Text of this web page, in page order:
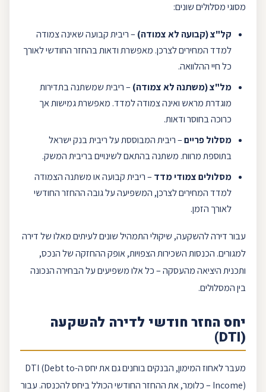
מסוגי מסלולים שונים:
קל"צ(קבועה לא צמודה) –ריבית קבועהשאינה צמודה
למדד המחירים לצרכן. מאפשרת ודאות בהחזר החודשי לאורך
כל חיי ההלוואה.
מל"צ(משתנה לא צמודה) – ריבית שמשתנה בתדירות
מוגדרת מראש ואינה צמודה למדד. מאפשרת גמישות אך
כרוכה בחוסר ודאות.
מסלולפריים– ריבית המבוססת על ריבית בנק ישראל
בתוספת מרווח. משתנה בהתאם לשינויים בריבית המשק.
מסלולים צמודי מדד –ריבית קבועהאו משתנה הצמודה
למדד המחירים לצרכן, המשפיעה על גובה ההחזר החודשי
לאורך הזמן.
עבור דירה להשקעה, שיקולי התמהיל שונים לעיתים מאלו של דירה
למגורים. הכנסות השכירות הצפויות, אופק ההחזקה של הנכס,
ותכנית היציאה מהעסקה – כל אלו משפיעים על הבחירה הנכונה
בין המסלולים.
יחסהחזר חודשי לדירה להשקעה
(
DTI
)
מעבר לאחוז המימון, הבנקים בוחנים גם את יחס ה- DTI (Debt to
Income) – כלומר, את ההחזר החודשי הכולל ביחס להכנסה. עבור